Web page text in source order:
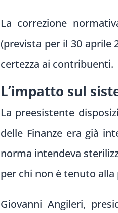
La correzione
(prevista per il 30 aprile
certezza ai contribuenti.
L’impatto sul
La preesistente
delle Finanze era già
norma intendeva
per chi non è tenuto
Giovanni Angileri,